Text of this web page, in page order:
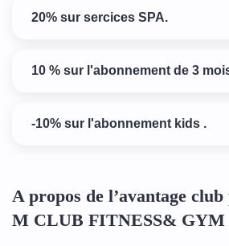
20% sur sercices SPA.
10 % sur l'abonnement de 3
-10% sur l'abonnement kids .
A propos de l’avantage
M CLUB FITNESS& GYM